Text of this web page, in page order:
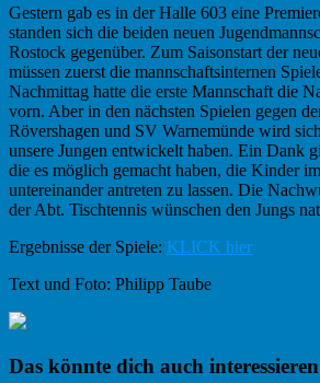
Gestern gab es in der Halle 603 eine
standen sich die beiden neuen
Rostock gegenüber. Zum Saisonstart der
müssen zuerst die mannschaftsinternen
Nachmittag hatte die erste Mannschaft die
vorn. Aber in den nächsten Spielen gegen
Rövershagen und SV Warnemünde wird
unsere Jungen entwickelt haben. Ein Dank
die es möglich gemacht haben, die Kinder
untereinander antreten zu lassen. Die
der Abt. Tischtennis wünschen den Jungs
Ergebnisse der Spiele: KLICK hier
Text und Foto: Philipp Taube
Haupt-
Das könnte dich auch interessieren